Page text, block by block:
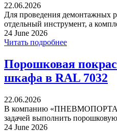
22.06.2026
Для проведения демонтажных
отдельный инструмент, а
24 June 2026
Читать подробнее
Порошковая
шкафа в RAL 7032
22.06.2026
В компанию
задачей выполнить
24 June 2026